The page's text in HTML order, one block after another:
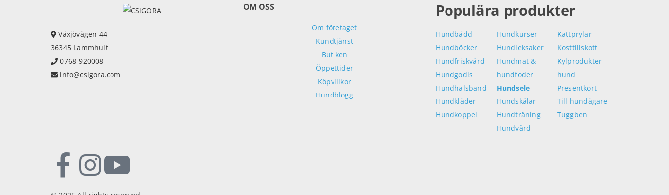
Växjövägen 44
36345 Lammhult
0768-920008
info@csigora.com
OM OSS
Om företaget
Kundtjänst
Butiken
Öppettider
Köpvillkor
Hundblogg
Populära produkter
Hundbädd
Hundböcker
Hundfriskvård
Hundgodis
Hundhalsband
Hundkläder
Hundkoppel
Hundkurser
Hundleksaker
Hundmat &
hundfoder
Hundsele
Hundskålar
Hundträning
Hundvård
Kattprylar
Kosttillskott
Kylprodukter
hund
Presentkort
Till hundägare
Tuggben